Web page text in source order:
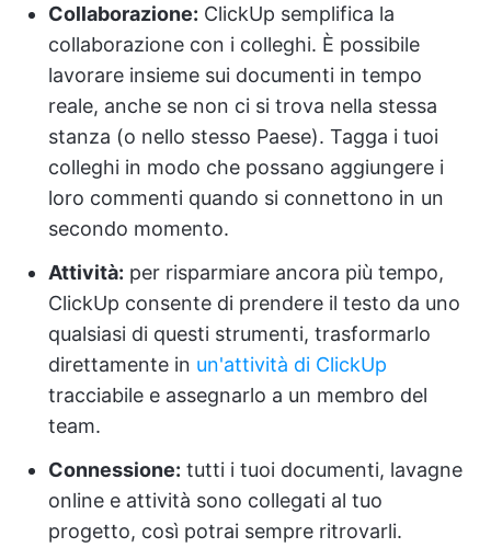
Collaborazione: ClickUp semplifica la
collaborazione con i colleghi. È possibile
lavorare insieme sui documenti in tempo
reale, anche se non ci si trova nella stessa
stanza (o nello stesso Paese). Tagga i tuoi
colleghi in modo che possano aggiungere i
loro commenti quando si connettono in un
secondo momento.
Attività: per risparmiare ancora più tempo,
ClickUp consente di prendere il testo da uno
qualsiasi di questi strumenti, trasformarlo
direttamente in un'attività di ClickUp
tracciabile e assegnarlo a un membro del
team.
Connessione: tutti i tuoi documenti, lavagne
online e attività sono collegati al tuo
progetto, così potrai sempre ritrovarli.